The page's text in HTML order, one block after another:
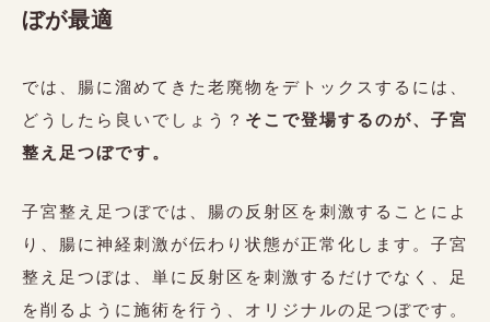
ぼが最適
では、腸に溜めてきた老廃物をデトックスするには、
どうしたら良いでしょう？ そこで登場するのが、子宮
整え足つぼです。
子宮整え足つぼでは、腸の反射区を刺激することによ
り、腸に神経刺激が伝わり状態が正常化します。子宮
整え足つぼは、単に反射区を刺激するだけでなく、足
を削るように施術を行う、オリジナルの足つぼです。